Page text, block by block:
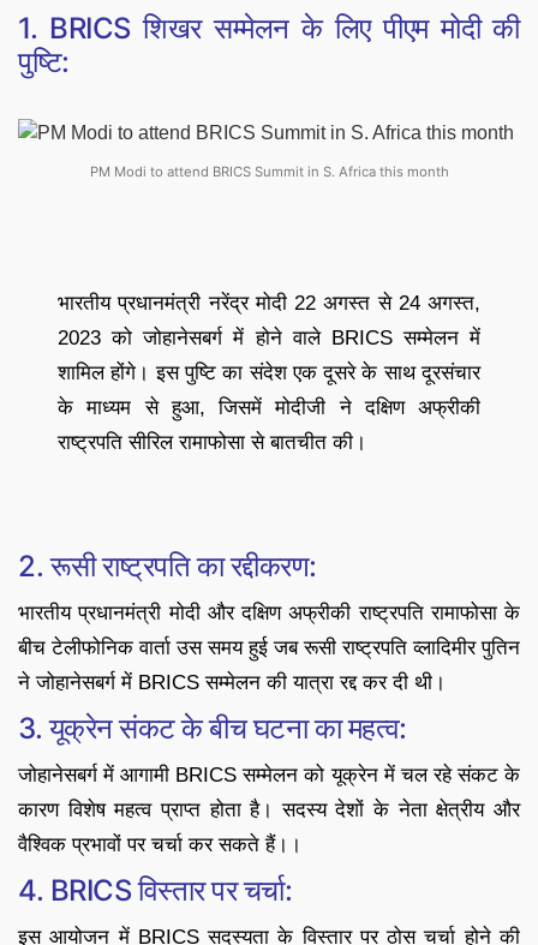
1. BRICS शिखर सम्मेलन के लिए पीएम मोदी की
पुष्टि:
PM Modi to attend BRICS Summit in S. Africa this month
भारतीय प्रधानमंत्री नरेंद्र मोदी 22 अगस्त से 24 अगस्त,
2023 को जोहानेसबर्ग में होने वाले BRICS सम्मेलन में
शामिल होंगे। इस पुष्टि का संदेश एक दूसरे के साथ दूरसंचार
के माध्यम से हुआ, जिसमें मोदीजी ने दक्षिण अफ्रीकी
राष्ट्रपति सीरिल रामाफोसा से बातचीत की।
2. रूसी राष्ट्रपति का रद्दीकरण:
भारतीय प्रधानमंत्री मोदी और दक्षिण अफ्रीकी राष्ट्रपति रामाफोसा के
बीच टेलीफोनिक वार्ता उस समय हुई जब रूसी राष्ट्रपति व्लादिमीर पुतिन
ने जोहानेसबर्ग में BRICS सम्मेलन की यात्रा रद्द कर दी थी।
3. यूक्रेन संकट के बीच घटना का महत्व:
जोहानेसबर्ग में आगामी BRICS सम्मेलन को यूक्रेन में चल रहे संकट के
कारण विशेष महत्व प्राप्त होता है। सदस्य देशों के नेता क्षेत्रीय और
वैश्विक प्रभावों पर चर्चा कर सकते हैं।।
4. BRICS विस्तार पर चर्चा:
इस आयोजन में BRICS सदस्यता के विस्तार पर ठोस चर्चा होने की